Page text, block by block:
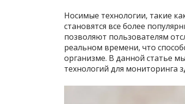
Носимые технологии, такие
становятся все более
позволяют пользователям
реальном времени, что
организме. В данной статье
технологий для мониторинга